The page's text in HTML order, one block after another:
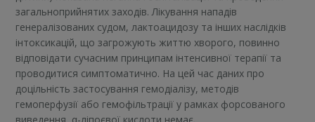
загальноприйнятих заходів. Лікування нападів
генералізованих судом, лактоацидозу та інших наслідків
інтоксикацій, що загрожують життю хворого, повинно
відповідати сучасним принципам інтенсивної терапії та
проводитися симптоматично. На цей час даних про
доцільність застосування гемодіалізу, методів
гемоперфузії або гемофільтрації у рамках форсованого